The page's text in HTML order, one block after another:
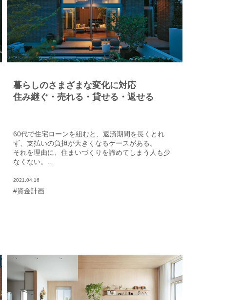
暮らしのさまざまな変化に対応
住み継ぐ・売れる・貸せる・返せる
60代で住宅ローンを組むと、返済期間を長くとれ
ず、支払いの負担が大きくなるケースがある。
それを理由に、住まいづくりを諦めてしまう人も少
なくない。
息のみの返済で、ゆとりある資金計画が可能だ。
2021.04.16
#資金計画